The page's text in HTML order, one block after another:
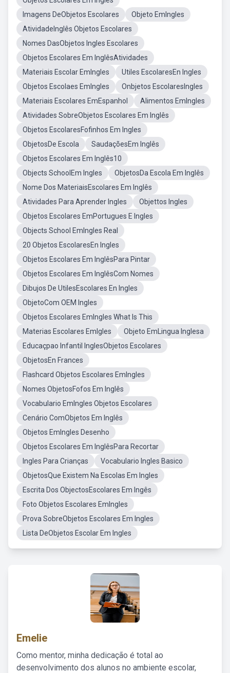
Imagens DeObjetos Escolares
Objeto EmIngles
AtividadeInglês Objetos Escolares
Nomes DasObjetos Ingles Escolares
Objetos Escolares Em InglêsAtividades
Materiais Escolar EmIngles
Utiles EscolaresEn Ingles
Objetos Escolaes EmIngles
Onbjetos EscolaresIngles
Materiais Escolares EmEspanhol
Alimentos EmIngles
Atividades SobreObjetos Escolares Em Inglês
Objetos EscolaresFofinhos Em Ingles
ObjetosDe Escola
SaudaçõesEm Inglês
Objetos Escolares Em Inglês10
Objects SchoolEm Ingles
ObjetosDa Escola Em Inglês
Nome Dos MateriaisEscolares Em Inglês
Atividades Para Aprender Ingles
Objettos Ingles
Objetos Escolares EmPortugues E Ingles
Objects School EmIngles Real
20 Objetos EscolaresEn Ingles
Objetos Escolares Em InglêsPara Pintar
Objetos Escolares Em InglêsCom Nomes
Dibujos De UtilesEscolares En Ingles
ObjetoCom OEM Ingles
Objetos Escolares EmIngles What Is This
Materias Escolares EmIgles
Objeto EmLingua Inglesa
Educaçpao Infantil InglesObjetos Escolares
ObjetosEn Frances
Flashcard Objetos Escolares EmIngles
Nomes ObjetosFofos Em Inglês
Vocabulario EmIngles Objetos Escolares
Cenário ComObjetos Em Inglês
Objetos EmIngles Desenho
Objetos Escolares Em InglêsPara Recortar
Ingles Para Crianças
Vocabulario Ingles Basico
ObjetosQue Existem Na Escolas Em Ingles
Escrita Dos ObjectosEscolares Em Ingês
Foto Objetos Escolares EmIngles
Prova SobreObjetos Escolares Em Ingles
Lista DeObjetos Escolar Em Ingles
Emelie
Como mentor, minha dedicação é total ao
desenvolvimento dos alunos no ambiente escolar,